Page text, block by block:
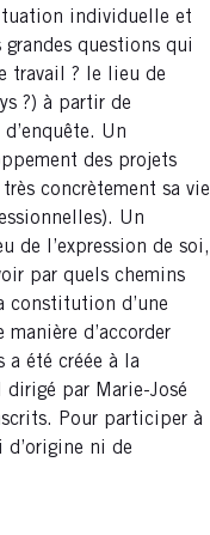
individuelle et
questions qui
travail ? le lieu de
?) à partir de
d’enquête. Un
des projets
concrètement sa vie
Un
de l’expression de soi,
par quels chemins
constitution d’une
d’accorder
a été créée à la
par Marie-José
Pour participer à
d’origine ni de